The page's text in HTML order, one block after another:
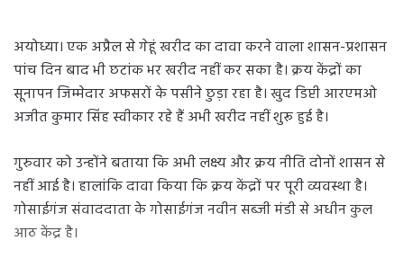
अयोध्या। एक अप्रैल से गेहूं खरीद का दावा करने वाला शासन-प्रशासन
पांच दिन बाद भी छटांक भर खरीद नहीं कर सका है। क्रय केंद्रों का
सूनापन जिम्मेदार अफसरों के पसीने छुड़ा रहा है। खुद डिप्टी आरएमओ
अजीत कुमार सिंह स्वीकार रहे हैं अभी खरीद नहीं शुरू हुई है।
गुरुवार को उन्होंने बताया कि अभी लक्ष्य और क्रय नीति दोनों शासन से
नहीं आई है। हालांकि दावा किया कि क्रय केंद्रों पर पूरी व्यवस्था है।
गोसाईगंज संवाददाता के गोसाईगंज नवीन सब्जी मंडी से अधीन कुल
आठ केंद्र है।